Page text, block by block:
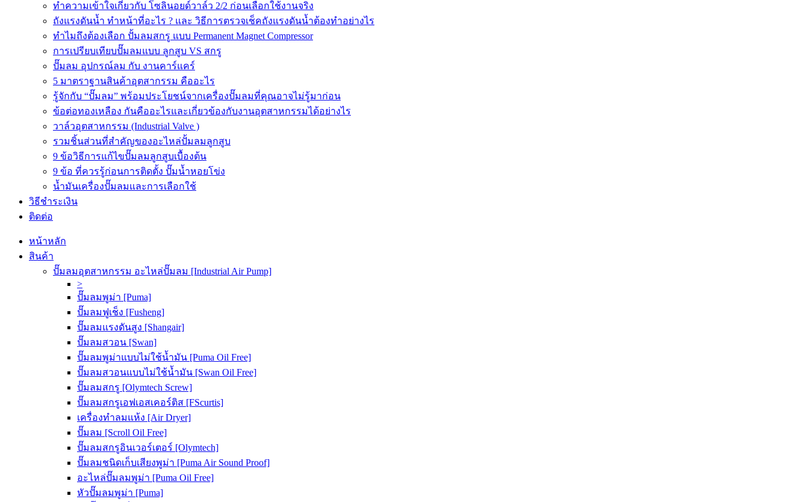
ทำความเข้าใจเกี่ยวกับ โซลินอยด์วาล์ว 2/2 ก่อนเลือกใช้งานจริง
ถังแรงดันน้ำ ทำหน้าที่อะไร ? และ วิธีการตรวจเช็คถังแรงดันน้ำต้องทำอย่างไร
ทำไมถึงต้องเลือก ปั้มลมสกรู แบบ Permanent Magnet Compressor
การเปรียบเทียบปั๊มลมแบบ ลูกสูบ VS สกรู
ปั๊มลม อุปกรณ์ลม กับ งานคาร์แคร์
5 มาตราฐานสินค้าอุตสากรรม คืออะไร
รู้จักกับ “ปั๊มลม” พร้อมประโยชน์จากเครื่องปั๊มลมที่คุณอาจไม่รู้มาก่อน
ข้อต่อทองเหลือง กันคืออะไรและเกี่ยวข้องกับงานอุตสาหกรรมได้อย่างไร
วาล์วอุตสาหกรรม (Industrial Valve )
รวมชิ้นส่วนที่สำคัญของอะไหล่ปั้มลมลูกสูบ
9 ข้อวิธีการแก้ไขปั๊มลมลูกสูบเบื้องต้น
9 ข้อ ที่ควรรู้ก่อนการติดตั้ง ปั๊มน้ำหอยโข่ง
น้ำมันเครื่องปั๊มลมและการเลือกใช้
วิธีชำระเงิน
ติดต่อ
หน้าหลัก
สินค้า
ปั๊มลมอุตสาหกรรม อะไหล่ปั๊มลม [Industrial Air Pump]
>
ปั๊มลมพูม่า [Puma]
ปั๊มลมฟูเช็ง [Fusheng]
ปั๊มลมแรงดันสูง [Shangair]
ปั๊มลมสวอน [Swan]
ปั๊มลมพูม่าแบบไม่ใช้น้ำมัน [Puma Oil Free]
ปั๊มลมสวอนแบบไม่ใช้น้ำมัน [Swan Oil Free]
ปั๊มลมสกรู [Olymtech Screw]
ปั๊มลมสกรูเอฟเอสเคอร์ติส [FScurtis]
เครื่องทำลมแห้ง [Air Dryer]
ปั๊มลม [Scroll Oil Free]
ปั๊มลมสกรูอินเวอร์เตอร์ [Olymtech]
ปั๊มลมชนิดเก็บเสียงพูม่า [Puma Air Sound Proof]
อะไหล่ปั๊มลมพูม่า [Puma Oil Free]
หัวปั๊มลมพูม่า [Puma]